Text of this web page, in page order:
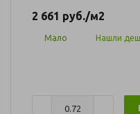
2 661 руб./м2
Мало Нашли